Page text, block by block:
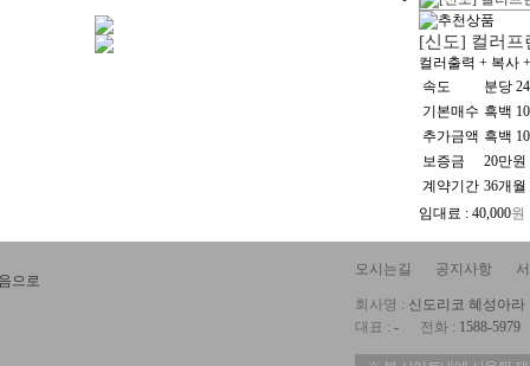
[신도] 컬러프
컬러출력 + 복사
속도
분당
기본매수 흑백
추가금액 흑백
보증금
20만원
계약기간 36개월
임대료 : 40,000원
오시는길 공지사항
회사명 : 신도리코 혜성아라
대표 : - 전화 : 1588-5979